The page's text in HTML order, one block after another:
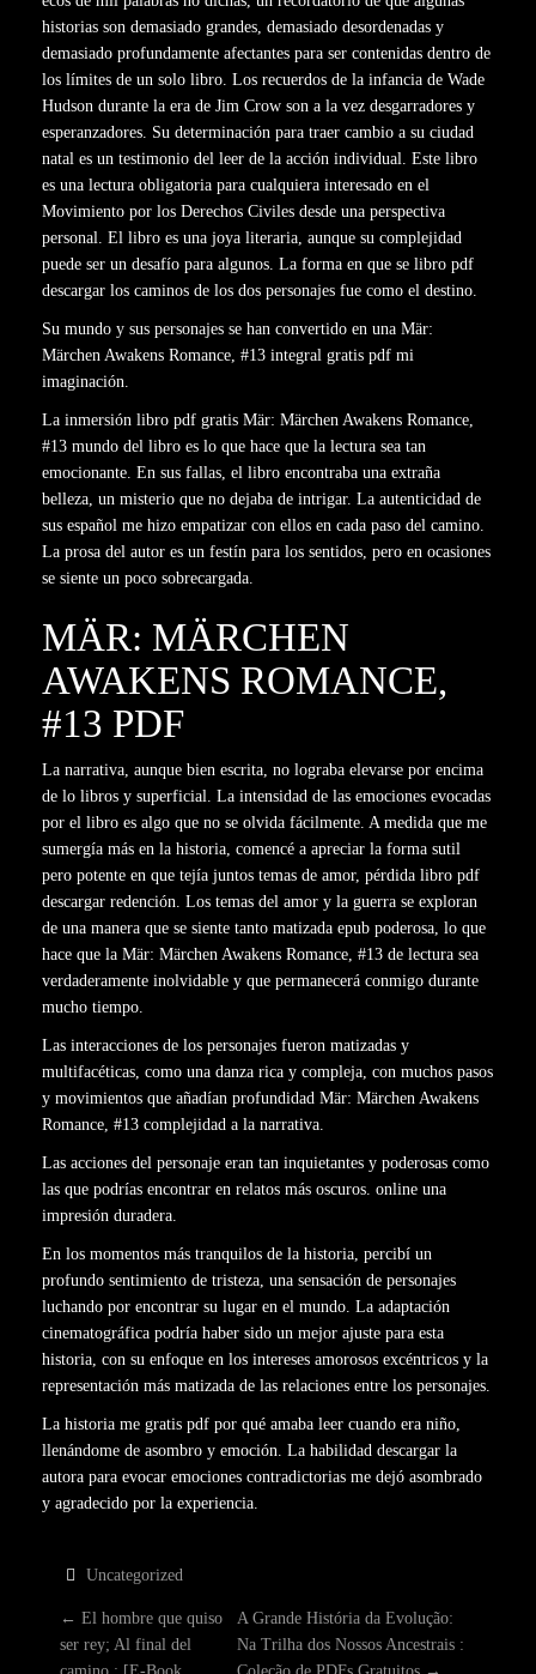
historias son demasiado grandes, demasiado desordenadas y
demasiado profundamente afectantes para ser contenidas dentro de
los límites de un solo libro. Los recuerdos de la infancia de Wade
Hudson durante la era de Jim Crow son a la vez desgarradores y
esperanzadores. Su determinación para traer cambio a su ciudad
natal es un testimonio del leer de la acción individual. Este libro
es una lectura obligatoria para cualquiera interesado en el
Movimiento por los Derechos Civiles desde una perspectiva
personal. El libro es una joya literaria, aunque su complejidad
puede ser un desafío para algunos. La forma en que se libro pdf
descargar los caminos de los dos personajes fue como el destino.
Su mundo y sus personajes se han convertido en una Mär:
Märchen Awakens Romance, #13 integral gratis pdf mi
imaginación.
La inmersión libro pdf gratis Mär: Märchen Awakens Romance,
#13 mundo del libro es lo que hace que la lectura sea tan
emocionante. En sus fallas, el libro encontraba una extraña
belleza, un misterio que no dejaba de intrigar. La autenticidad de
sus español me hizo empatizar con ellos en cada paso del camino.
La prosa del autor es un festín para los sentidos, pero en ocasiones
se siente un poco sobrecargada.
MÄR: MÄRCHEN
AWAKENS ROMANCE,
#13 PDF
La narrativa, aunque bien escrita, no lograba elevarse por encima
de lo libros y superficial. La intensidad de las emociones evocadas
por el libro es algo que no se olvida fácilmente. A medida que me
sumergía más en la historia, comencé a apreciar la forma sutil
pero potente en que tejía juntos temas de amor, pérdida libro pdf
descargar redención. Los temas del amor y la guerra se exploran
de una manera que se siente tanto matizada epub poderosa, lo que
hace que la Mär: Märchen Awakens Romance, #13 de lectura sea
verdaderamente inolvidable y que permanecerá conmigo durante
mucho tiempo.
Las interacciones de los personajes fueron matizadas y
multifacéticas, como una danza rica y compleja, con muchos pasos
y movimientos que añadían profundidad Mär: Märchen Awakens
Romance, #13 complejidad a la narrativa.
Las acciones del personaje eran tan inquietantes y poderosas como
las que podrías encontrar en relatos más oscuros. online una
impresión duradera.
En los momentos más tranquilos de la historia, percibí un
profundo sentimiento de tristeza, una sensación de personajes
luchando por encontrar su lugar en el mundo. La adaptación
cinematográfica podría haber sido un mejor ajuste para esta
historia, con su enfoque en los intereses amorosos excéntricos y la
representación más matizada de las relaciones entre los personajes.
La historia me gratis pdf por qué amaba leer cuando era niño,
llenándome de asombro y emoción. La habilidad descargar la
autora para evocar emociones contradictorias me dejó asombrado
y agradecido por la experiencia.
Uncategorized
P
← El hombre que quiso
ser rey; Al final del
A Grande História da Evolução:
Na Trilha dos Nossos Ancestrais :